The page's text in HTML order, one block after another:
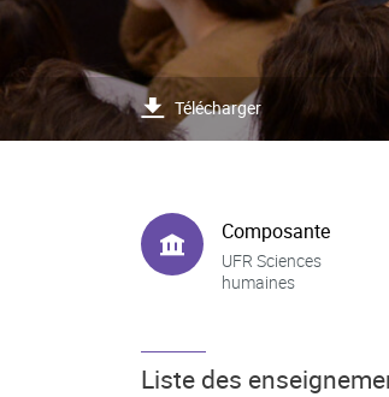
Télécharger
Composante
UFR Sciences
humaines
Liste des